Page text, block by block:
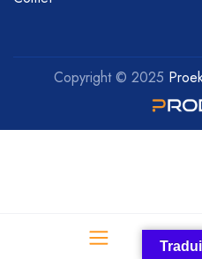
Copyright © 2025